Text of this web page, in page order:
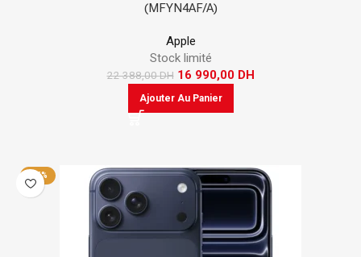
(MFYN4AF/A)
Apple
Stock limité
22 388,00DH 16 990,00 DH
Ajouter Au Panier
-15%